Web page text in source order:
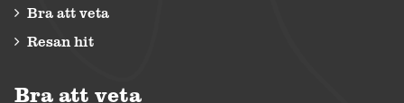
Bra att veta
Resan hit
Bra att veta